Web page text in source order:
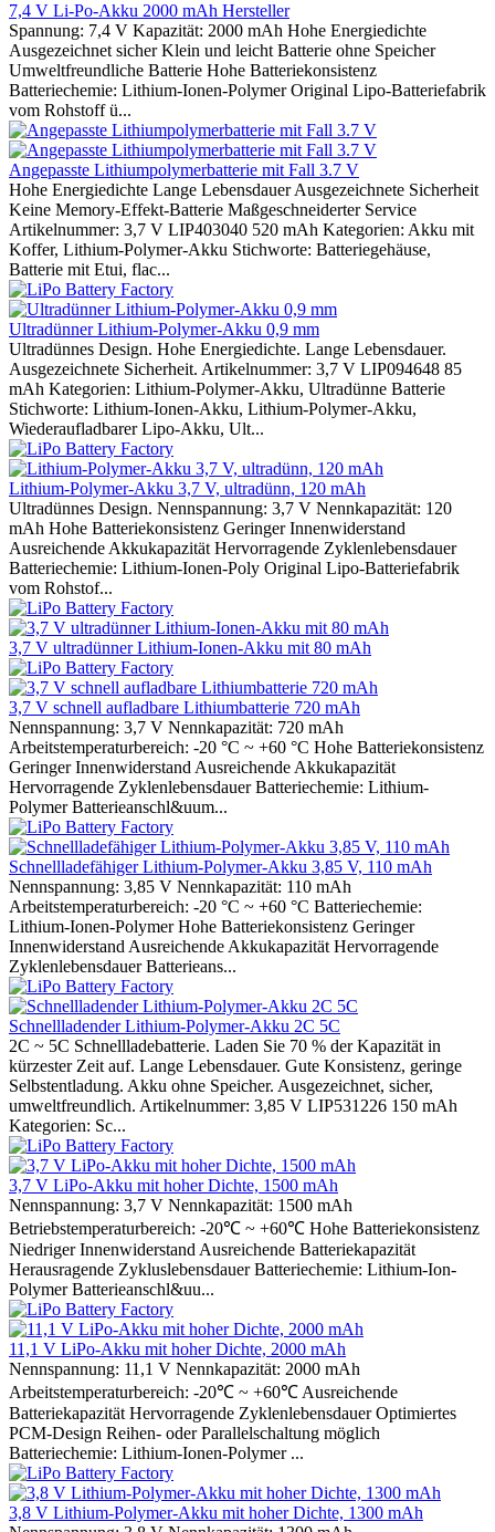
7,4 V Li-Po-Akku 2000 mAh Hersteller
Spannung: 7,4 V Kapazität: 2000 mAh Hohe Energiedichte
Ausgezeichnet sicher Klein und leicht Batterie ohne Speicher
Umweltfreundliche Batterie Hohe Batteriekonsistenz
Batteriechemie: Lithium-Ionen-Polymer Original Lipo-Batteriefabrik
vom Rohstoff ü...
Angepasste Lithiumpolymerbatterie mit Fall 3.7 V
Hohe Energiedichte Lange Lebensdauer Ausgezeichnete Sicherheit
Keine Memory-Effekt-Batterie Maßgeschneiderter Service
Artikelnummer: 3,7 V LIP403040 520 mAh Kategorien: Akku mit
Koffer, Lithium-Polymer-Akku Stichworte: Batteriegehäuse,
Batterie mit Etui, flac...
Ultradünner Lithium-Polymer-Akku 0,9 mm
Ultradünnes Design. Hohe Energiedichte. Lange Lebensdauer.
Ausgezeichnete Sicherheit. Artikelnummer: 3,7 V LIP094648 85
mAh Kategorien: Lithium-Polymer-Akku, Ultradünne Batterie
Stichworte: Lithium-Ionen-Akku, Lithium-Polymer-Akku,
Wiederaufladbarer Lipo-Akku, Ult...
Lithium-Polymer-Akku 3,7 V, ultradünn, 120 mAh
Ultradünnes Design. Nennspannung: 3,7 V Nennkapazität: 120
mAh Hohe Batteriekonsistenz Geringer Innenwiderstand
Ausreichende Akkukapazität Hervorragende Zyklenlebensdauer
Batteriechemie: Lithium-Ionen-Poly Original Lipo-Batteriefabrik
vom Rohstof...
3,7 V ultradünner Lithium-Ionen-Akku mit 80 mAh
3,7 V schnell aufladbare Lithiumbatterie 720 mAh
Nennspannung: 3,7 V Nennkapazität: 720 mAh
Arbeitstemperaturbereich: -20 °C ~ +60 °C Hohe Batteriekonsistenz
Geringer Innenwiderstand Ausreichende Akkukapazität
Hervorragende Zyklenlebensdauer Batteriechemie: Lithium-
Polymer Batterieanschl&uum...
Schnellladefähiger Lithium-Polymer-Akku 3,85 V, 110 mAh
Nennspannung: 3,85 V Nennkapazität: 110 mAh
Arbeitstemperaturbereich: -20 °C ~ +60 °C Batteriechemie:
Lithium-Ionen-Polymer Hohe Batteriekonsistenz Geringer
Innenwiderstand Ausreichende Akkukapazität Hervorragende
Zyklenlebensdauer Batterieans...
Schnellladender Lithium-Polymer-Akku 2C 5C
2C ~ 5C Schnellladebatterie. Laden Sie 70 % der Kapazität in
kürzester Zeit auf. Lange Lebensdauer. Gute Konsistenz, geringe
Selbstentladung. Akku ohne Speicher. Ausgezeichnet, sicher,
umweltfreundlich. Artikelnummer: 3,85 V LIP531226 150 mAh
Kategorien: Sc...
3,7 V LiPo-Akku mit hoher Dichte, 1500 mAh
Nennspannung: 3,7 V Nennkapazität: 1500 mAh
Betriebstemperaturbereich: -20℃ ~ +60℃ Hohe Batteriekonsistenz
Niedriger Innenwiderstand Ausreichende Batteriekapazität
Herausragende Zykluslebensdauer Batteriechemie: Lithium-Ion-
Polymer Batterieanschl&uu...
11,1 V LiPo-Akku mit hoher Dichte, 2000 mAh
Nennspannung: 11,1 V Nennkapazität: 2000 mAh
Arbeitstemperaturbereich: -20℃ ~ +60℃ Ausreichende
Batteriekapazität Hervorragende Zyklenlebensdauer Optimiertes
PCM-Design Reihen- oder Parallelschaltung möglich
Batteriechemie: Lithium-Ionen-Polymer ...
3,8 V Lithium-Polymer-Akku mit hoher Dichte, 1300 mAh